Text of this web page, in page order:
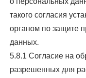
такого согласия
органом по защите
данных.
5.8.1 Согласие на
разрешенных для